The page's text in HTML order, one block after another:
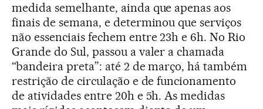
medida semelhante, ainda que apenas aos
finais de semana, e determinou que serviços
não essenciais fechem entre 23h e 6h. No Rio
Grande do Sul, passou a valer a chamada
“bandeira preta”: até 2 de março, há também
restrição de circulação e de funcionamento
de atividades entre 20h e 5h. As medidas